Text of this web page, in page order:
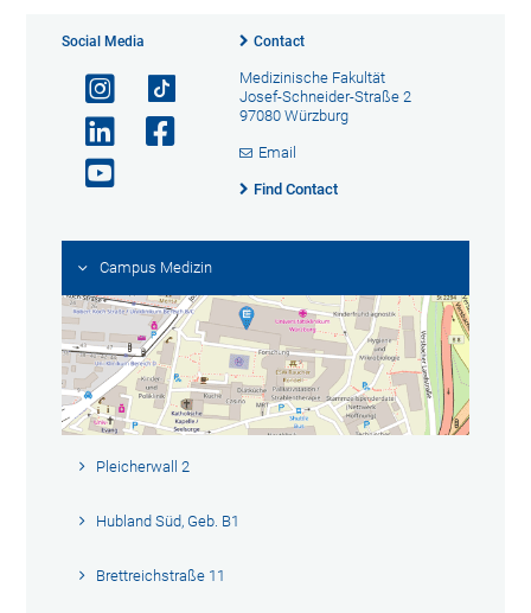
Social Media Contact
Medizinische Fakultät
Josef-Schneider-Straße 2
97080 Würzburg
Email
Find Contact
Campus Medizin
Pleicherwall 2
Hubland Süd, Geb. B1
Brettreichstraße 11